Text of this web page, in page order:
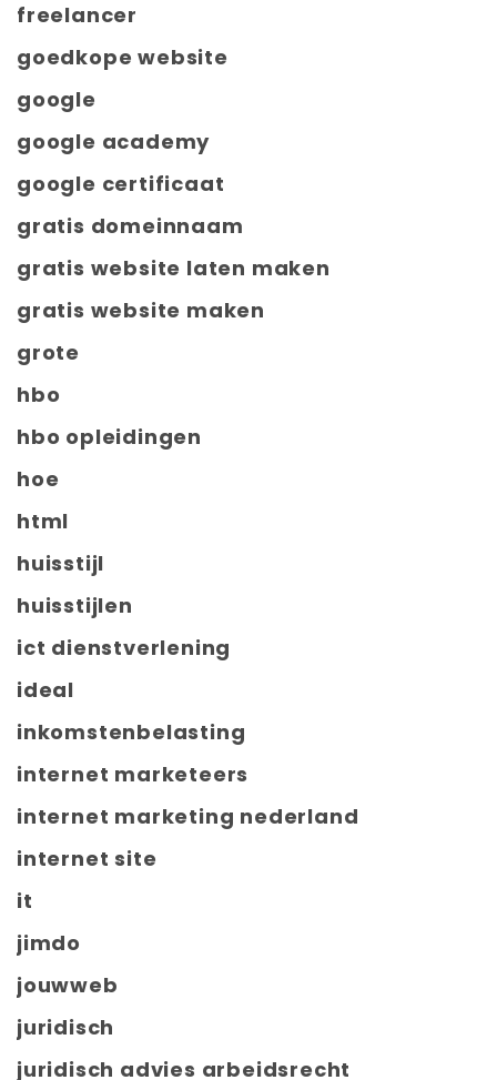
freelancer
goedkope website
google
google academy
google certificaat
gratis domeinnaam
gratis website laten maken
gratis website maken
grote
hbo
hbo opleidingen
hoe
html
huisstijl
huisstijlen
ict dienstverlening
ideal
inkomstenbelasting
internet marketeers
internet marketing nederland
internet site
it
jimdo
jouwweb
juridisch
juridisch advies arbeidsrecht